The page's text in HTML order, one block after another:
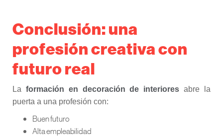
Conclusión: una
profesión creativa con
futuro real
La formación en decoración de interiores abre la
puerta a una profesión con:
Buen futuro
Alta empleabilidad